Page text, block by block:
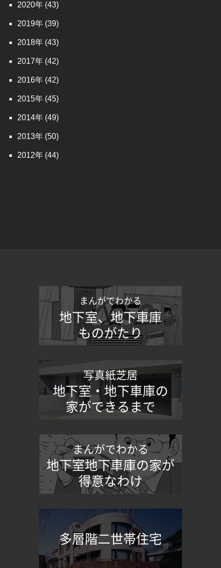
2020 (43)
2019 (39)
2018 (43)
2017 (42)
2016 (42)
2015 (45)
2014 (49)
2013 (50)
2012 (44)
まんがでわかる
地下室、地下車庫
ものがたり
写真紙芝居
地下室・地下車庫の
家ができるまで
まんがでわかる
地下室地下車庫の家が
得意なわけ
多層階二世帯住宅